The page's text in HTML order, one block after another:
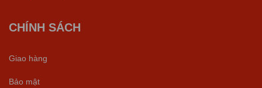
CHÍNH SÁCH
Giao hàng
Bảo mật